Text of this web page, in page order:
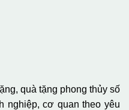
quà tặng phong thủy số
nghiệp, cơ quan theo yêu